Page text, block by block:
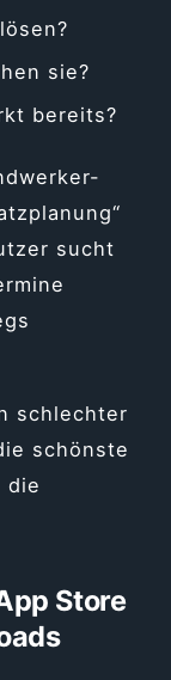
sie?
bereits?
sucht
schlechter
schönste
die
Store